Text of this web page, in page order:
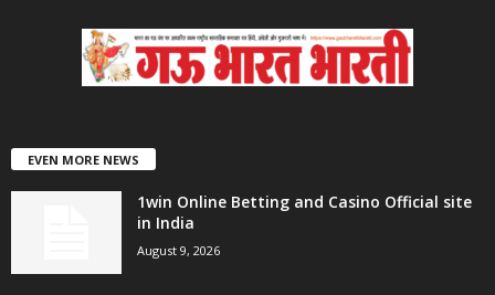
EVEN MORE NEWS
1win Online Betting and Casino Official site
in India
August 9, 2026